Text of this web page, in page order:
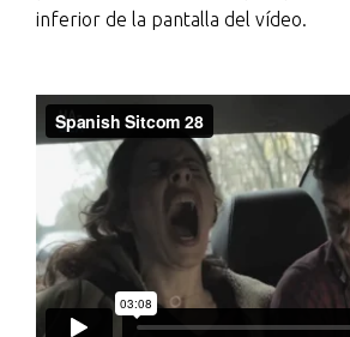
inferior de la pantalla del vídeo.